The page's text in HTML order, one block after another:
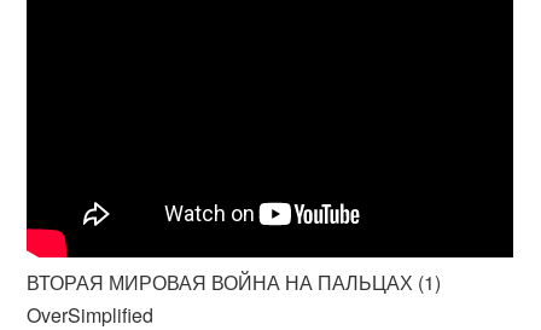
ВТОРАЯ МИРОВАЯ ВОЙНА НА ПАЛЬЦАХ (1)
OverSimplified